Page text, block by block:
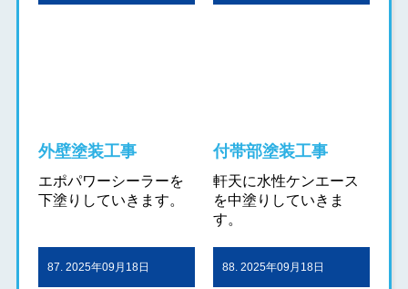
外壁塗装工事
エポパワーシーラーを
下塗りしていきます。
付帯部塗装工事
軒天に水性ケンエース
を中塗りしていきま
す。
87. 2025年09月18日 88. 2025年09月18日